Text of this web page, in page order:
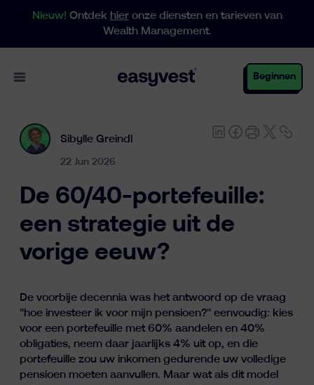
Nieuw! Ontdek hieronze diensten en tarieven van
Wealth Management.
Open main menu Beginnen
Particulieren
Business
Vermogensbeheer
Inzichten
Sibylle Greindl
22 Jun 2026
De 60/40-portefeuille:
een strategie uit de
vorige eeuw?
De voorbije decennia was het antwoord op de vraag
"hoe investeer ik voor mijn pensioen?" eenvoudig: kies
voor een portefeuille met 60% aandelen en 40%
obligaties, neem daar jaarlijks 4% uit op, en die
portefeuille zou uw inkomen gedurende uw volledige
pensioen moeten aanvullen. Maar wat als dit model